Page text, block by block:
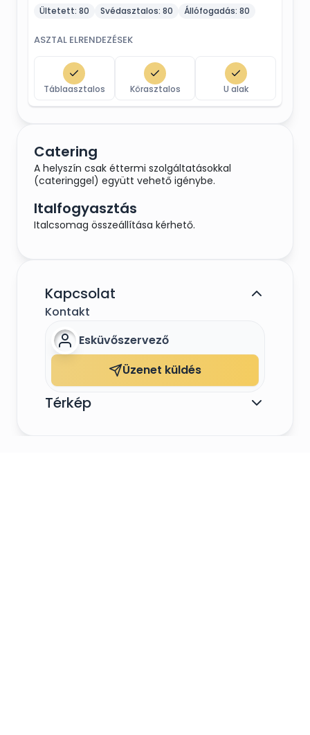
Ültetett: 80 Svédasztalos: 80 Állófogadás: 80
ASZTAL ELRENDEZÉSEK
Táblaasztalos Körasztalos U alak
Catering
A helyszín csak éttermi szolgáltatásokkal
(cateringgel) együtt vehető igénybe.
Italfogyasztás
Italcsomag összeállítása kérhető.
Kapcsolat
Kontakt
Esküvőszervező
Üzenet küldés
Térkép